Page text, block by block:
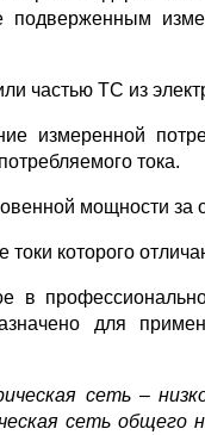
подверженным
частью ТС из
измеренной
тока.
мощности за
которого
в
для
сеть –
сеть общего